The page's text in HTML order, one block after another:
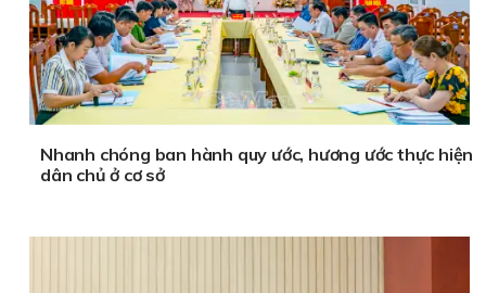
Nhanh chóng ban hành quy ước, hương ước thực hiện
dân chủ ở cơ sở